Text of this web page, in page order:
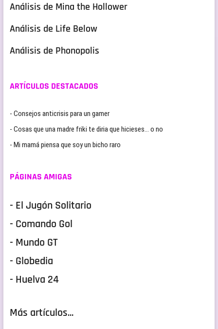
Análisis de Mina the Hollower
Análisis de Life Below
Análisis de Phonopolis
ARTÍCULOS DESTACADOS
- Consejos anticrisis para un gamer
- Cosas que una madre friki te diria que hicieses… o no
- Mi mamá piensa que soy un bicho raro
PÁGINAS AMIGAS
- El Jugón Solitario
- Comando Gol
- Mundo GT
- Globedia
- Huelva 24
Más artículos...